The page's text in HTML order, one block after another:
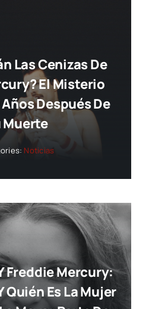
Las Cenizas De
El Misterio
Después De
Muerte
Noticias
Freddie Mercury:
Quién Es La Mujer